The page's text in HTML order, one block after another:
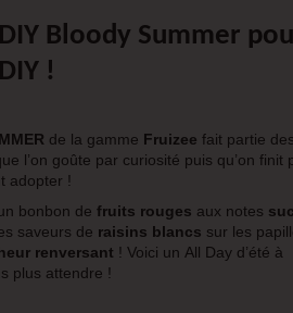
Bloody Summer
!
de la gamme Fruizee fait partie des
l’on goûte par curiosité puis qu’on finit
adopter !
bonbon de fruits rouges aux notes
saveurs de raisins blancs sur les
renversant ! Voici un All Day d’été à
plus attendre !